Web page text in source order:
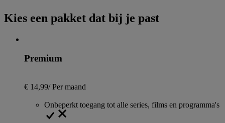
Kies een pakket dat bij je past
Premium
€ 14,99/Per maand
Onbeperkt toegang tot alle series, films en programma's